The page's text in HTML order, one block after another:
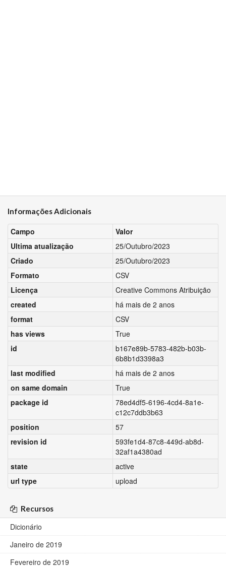
Informações Adicionais
Campo
Valor
Ultima atualização
25/Outubro/2023
Criado
25/Outubro/2023
Formato
CSV
Licença
Creative Commons Atribuição
created
há mais de 2 anos
format
CSV
has views
True
id
b167e89b-5783-482b-b03b-
6b8b1d3398a3
last modified
há mais de 2 anos
on same domain
True
package id
78ed4df5-6196-4cd4-8a1e-
c12c7ddb3b63
position
57
revision id
593fe1d4-87c8-449d-ab8d-
32af1a4380ad
state
active
url type
upload
Recursos
Dicionário
Janeiro de 2019
Fevereiro de 2019